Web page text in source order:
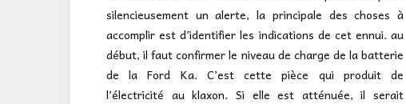
silencieusement un alerte, la principale des choses à
accomplir est d’identifier les indications de cet ennui. au
début, il faut confirmer le niveau de charge de la batterie
de la Ford Ka. C’est cette pièce qui produit de
l’électricité au klaxon. Si elle est atténuée, il serait